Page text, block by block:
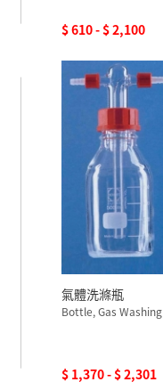
$ 610 - $ 2,100
氣體洗滌瓶
Bottle, Gas Washing
$ 1,370 - $ 2,301